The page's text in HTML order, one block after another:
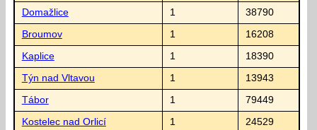
Domažlice 1 38790
Broumov 1 16208
Kaplice 1 18390
Týn nad Vltavou 1 13943
Tábor 1 79449
Kostelec nad Orlicí 1 24529